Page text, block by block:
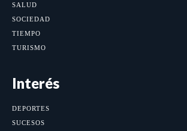
SALUD
SOCIEDAD
TIEMPO
TURISMO
Interés
DEPORTES
SUCESOS